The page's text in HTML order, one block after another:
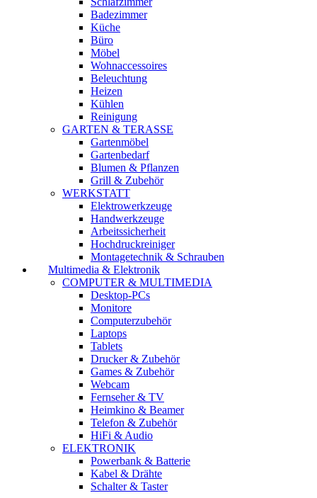
Badezimmer
Küche
Büro
Möbel
Wohnaccessoires
Beleuchtung
Heizen
Kühlen
Reinigung
GARTEN & TERASSE
Gartenmöbel
Gartenbedarf
Blumen & Pflanzen
Grill & Zubehör
WERKSTATT
Elektrowerkzeuge
Handwerkzeuge
Arbeitssicherheit
Hochdruckreiniger
Montagetechnik & Schrauben
Multimedia & Elektronik
COMPUTER & MULTIMEDIA
Desktop-PCs
Monitore
Computerzubehör
Laptops
Tablets
Drucker & Zubehör
Games & Zubehör
Webcam
Fernseher & TV
Heimkino & Beamer
Telefon & Zubehör
HiFi & Audio
ELEKTRONIK
Powerbank & Batterie
Kabel & Drähte
Schalter & Taster